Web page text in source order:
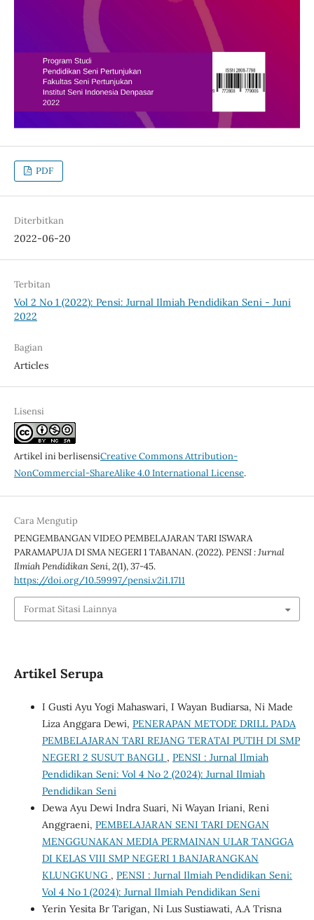
PDF
Diterbitkan
2022-06-20
Terbitan
Vol 2 No 1 (2022): Pensi: Jurnal Ilmiah Pendidikan Seni - Juni
2022
Bagian
Articles
Lisensi
Artikel ini berlisensiCreative Commons Attribution-
NonCommercial-ShareAlike 4.0 International License.
Cara Mengutip
PENGEMBANGAN VIDEO PEMBELAJARAN TARI ISWARA
PARAMAPUJA DI SMA NEGERI 1 TABANAN. (2022).PENSI : Jurnal
Ilmiah Pendidikan Seni,2(1), 37-45.
https://doi.org/10.59997/pensi.v2i1.1711
Format Sitasi Lainnya
Artikel Serupa
I Gusti Ayu Yogi Mahaswari, I Wayan Budiarsa, Ni Made
Liza Anggara Dewi, PENERAPAN METODE DRILL PADA
PEMBELAJARAN TARI REJANG TERATAI PUTIH DI SMP
NEGERI 2 SUSUT BANGLI , PENSI : Jurnal Ilmiah
Pendidikan Seni: Vol 4 No 2 (2024): Jurnal Ilmiah
Pendidikan Seni
Dewa Ayu Dewi Indra Suari, Ni Wayan Iriani, Reni
Anggraeni, PEMBELAJARAN SENI TARI DENGAN
MENGGUNAKAN MEDIA PERMAINAN ULAR TANGGA
DI KELAS VIII SMP NEGERI 1 BANJARANGKAN
KLUNGKUNG , PENSI : Jurnal Ilmiah Pendidikan Seni:
Vol 4 No 1 (2024): Jurnal Ilmiah Pendidikan Seni
Yerin Yesita Br Tarigan, Ni Lus Sustiawati, A.A Trisna